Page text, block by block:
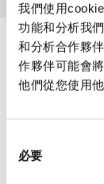
我們使用
功能和分析我
和分析合作夥
作夥伴可能會
他們從您使用
必要
規格
審美規範